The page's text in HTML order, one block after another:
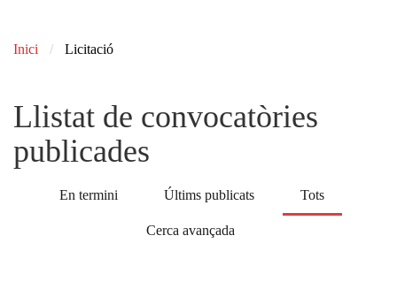
Inici Licitació
Llistat de convocatòries
publicades
En termini Últims publicats Tots
Cerca avançada